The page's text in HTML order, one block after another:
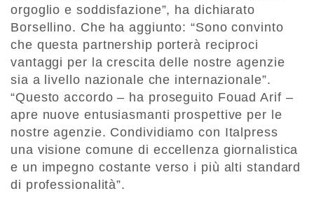
orgoglio e soddisfazione”, ha dichiarato
Borsellino. Che ha aggiunto: “Sono convinto
che questa partnership porterà reciproci
vantaggi per la crescita delle nostre agenzie
sia a livello nazionale che internazionale”.
“Questo accordo – ha proseguito Fouad Arif –
apre nuove entusiasmanti prospettive per le
nostre agenzie. Condividiamo con Italpress
una visione comune di eccellenza giornalistica
e un impegno costante verso i più alti standard
di professionalità”.